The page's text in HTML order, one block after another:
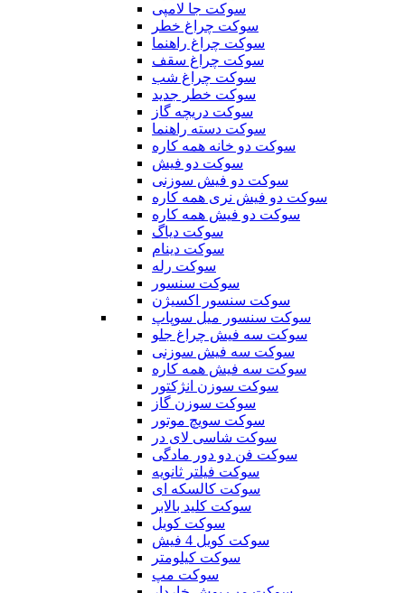
سوکت جا لامپی
سوکت چراغ خطر
سوکت چراغ راهنما
سوکت چراغ سقف
سوکت چراغ شب
سوکت خطر جدید
سوکت دریچه گاز
سوکت دسته راهنما
سوکت دو خانه همه کاره
سوکت دو فیش
سوکت دو فیش سوزنی
سوکت دو فیش نری همه کاره
سوکت دو فیش همه کاره
سوکت دیاگ
سوکت دینام
سوکت رله
سوکت سنسور
سوکت سنسور اکسیژن
سوکت سنسور میل سوپاپ
سوکت سه فیش چراغ جلو
سوکت سه فیش سوزنی
سوکت سه فیش همه کاره
سوکت سوزن انژکتور
سوکت سوزن گاز
سوکت سویچ موتور
سوکت شاسی لای در
سوکت فن دو دور مادگی
سوکت فیلتر ثانویه
سوکت کالسکه ای
سوکت کلید بالابر
سوکت کویل
سوکت کویل 4 فیش
سوکت کیلومتر
سوکت مپ